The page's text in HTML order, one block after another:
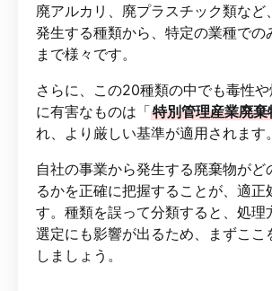
廃アルカリ、廃プラスチック類など
発生する種類から、特定の業種での
まで様々です。
さらに、この20種類の中でも毒性
に有害なものは「特別管理産業廃棄
れ、より厳しい基準が適用されます。
自社の事業から発生する廃棄物がど
るかを正確に把握することが、適正
す。種類を誤って分類すると、処理
選定にも影響が出るため、まずここ
しましょう。